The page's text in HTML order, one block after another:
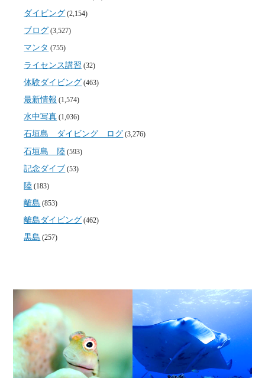
ダイビング (2,154)
ブログ (3,527)
マンタ (755)
ライセンス講習 (32)
体験ダイビング (463)
最新情報 (1,574)
水中写真 (1,036)
石垣島 ダイビング ログ (3,276)
石垣島 陸 (593)
記念ダイブ (53)
陸 (183)
離島 (853)
離島ダイビング (462)
黒島 (257)